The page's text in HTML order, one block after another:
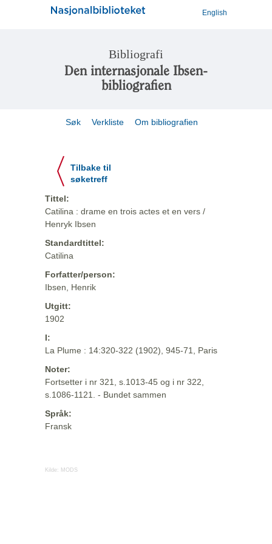
English
Bibliografi
Den internasjonale Ibsen-
bibliografien
Søk Verkliste Om bibliografien
Tilbake til
søketreff
Tittel:
Catilina : drame en trois actes et en vers /
Henryk Ibsen
Standardtittel:
Catilina
Forfatter/person:
Ibsen, Henrik
Utgitt:
1902
I:
La Plume : 14:320-322 (1902), 945-71, Paris
Noter:
Fortsetter i nr 321, s.1013-45 og i nr 322,
s.1086-1121. - Bundet sammen
Språk:
Fransk
Kilde: MODS